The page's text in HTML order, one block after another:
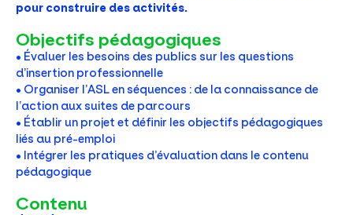
pour construire des activités.
Objectifs pédagogiques
• Évaluer les besoins des publics sur les questions
d’insertion professionnelle
• Organiser l’ASL en séquences : de la connaissance de
l’action aux suites de parcours
• Établir un projet et définir les objectifs pédagogiques
liés au pré-emploi
• Intégrer les pratiques d’évaluation dans le contenu
pédagogique
Contenu